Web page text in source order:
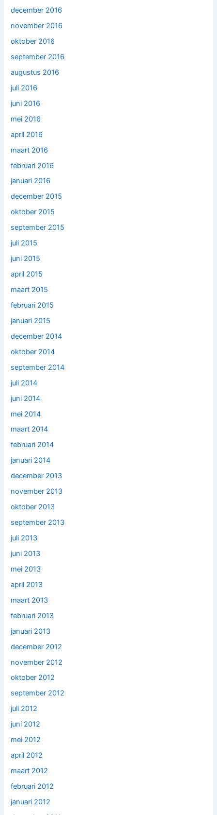
december 2016
november 2016
oktober 2016
september 2016
augustus 2016
juli 2016
juni 2016
mei 2016
april 2016
maart 2016
februari 2016
januari 2016
december 2015
oktober 2015
september 2015
juli 2015
juni 2015
april 2015
maart 2015
februari 2015
januari 2015
december 2014
oktober 2014
september 2014
juli 2014
juni 2014
mei 2014
maart 2014
februari 2014
januari 2014
december 2013
november 2013
oktober 2013
september 2013
juli 2013
juni 2013
mei 2013
april 2013
maart 2013
februari 2013
januari 2013
december 2012
november 2012
oktober 2012
september 2012
juli 2012
juni 2012
mei 2012
april 2012
maart 2012
februari 2012
januari 2012